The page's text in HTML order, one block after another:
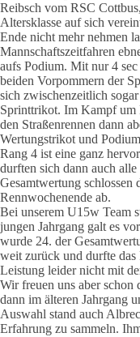
Reibsch vom RSC
Altersklasse auf sich
Ende nicht mehr nehmen
Mannschaftszeitfahren
aufs Podium. Mit nur 4
beiden Vorpommern der
sich zwischenzeitlich
Sprinttrikot. Im Kampf um
den Straßenrennen dann
Wertungstrikot und
Rang 4 ist eine ganz
durften sich dann auch
Gesamtwertung schlossen
Rennwochenende ab.
Bei unserem U15w Team
jungen Jahrgang galt es
wurde 24. der
weit zurück und durfte das
Leistung leider nicht mit
Wir freuen uns aber schon
dann im älteren Jahrgang
Auswahl stand auch
Erfahrung zu sammeln.